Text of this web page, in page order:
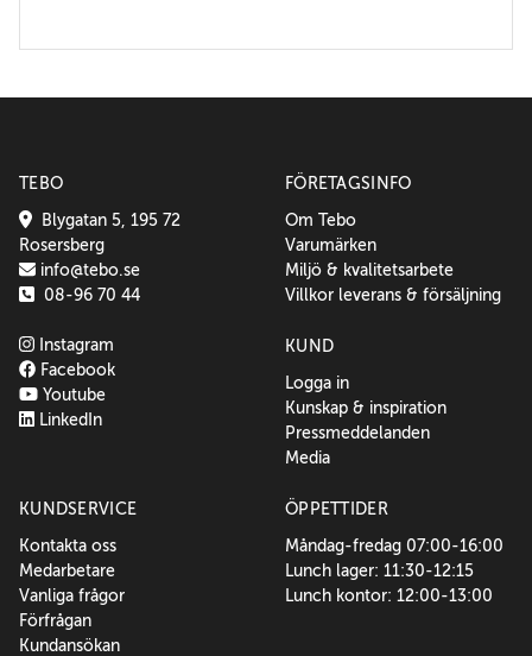
TEBO
Blygatan 5, 195 72
Rosersberg
info@tebo.se
08-96 70 44
Instagram
Facebook
Youtube
LinkedIn
FÖRETAGSINFO
Om Tebo
Varumärken
Miljö & kvalitetsarbete
Villkor leverans & försäljning
KUND
Logga in
Kunskap & inspiration
Pressmeddelanden
Media
KUNDSERVICE
Kontakta oss
Medarbetare
Vanliga frågor
Förfrågan
Kundansökan
ÖPPETTIDER
Måndag-fredag 07:00-16:00
Lunch lager: 11:30-12:15
Lunch kontor: 12:00-13:00